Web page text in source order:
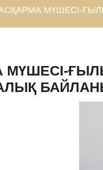
МҮШЕСІ-
МҮШЕСІ-